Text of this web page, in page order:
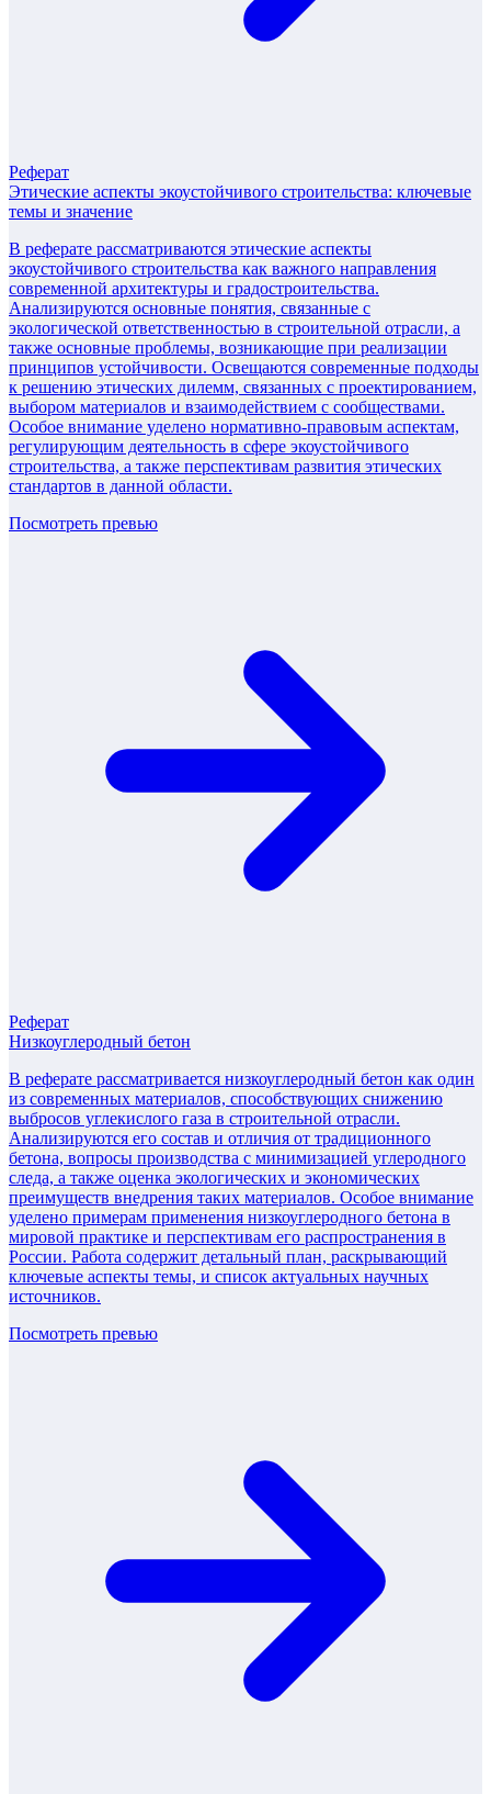
Реферат
Этические аспекты экоустойчивого строительства: ключевые
темы и значение
В реферате рассматриваются этические аспекты
экоустойчивого строительства как важного направления
современной архитектуры и градостроительства.
Анализируются основные понятия, связанные с
экологической ответственностью в строительной отрасли, а
также основные проблемы, возникающие при реализации
принципов устойчивости. Освещаются современные подходы
к решению этических дилемм, связанных с проектированием,
выбором материалов и взаимодействием с сообществами.
Особое внимание уделено нормативно-правовым аспектам,
регулирующим деятельность в сфере экоустойчивого
строительства, а также перспективам развития этических
стандартов в данной области.
Посмотреть превью
Реферат
Низкоуглеродный бетон
В реферате рассматривается низкоуглеродный бетон как один
из современных материалов, способствующих снижению
выбросов углекислого газа в строительной отрасли.
Анализируются его состав и отличия от традиционного
бетона, вопросы производства с минимизацией углеродного
следа, а также оценка экологических и экономических
преимуществ внедрения таких материалов. Особое внимание
уделено примерам применения низкоуглеродного бетона в
мировой практике и перспективам его распространения в
России. Работа содержит детальный план, раскрывающий
ключевые аспекты темы, и список актуальных научных
источников.
Посмотреть превью